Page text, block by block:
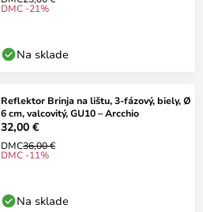
DMC -21%
Na sklade
Reflektor Brinja na lištu, 3-fázový, biely, Ø
6 cm, valcovitý, GU10 – Arcchio
32,00 €
DMC36,00 €
DMC -11%
Na sklade